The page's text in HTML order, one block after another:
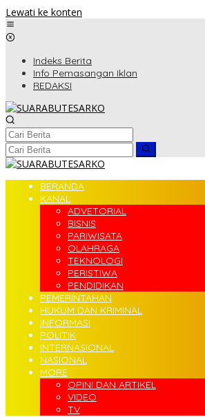
Lewati ke konten
Indeks Berita
Info Pemasangan Iklan
REDAKSI
BERANDA
KANAL
ADVETORIAL
BISNIS
PARIWISATA
OLAHRAGA
TEKNOLOGI
PERISTIWA
PENDIDIKAN
PEMERINTAHAN
HUKUM DAN KRIMINAL
INFORMASI
POLITIK
INTERNASIONAL
NASIONAL
MORE
OPINI DAN ARTIKEL
VIDEO
TV